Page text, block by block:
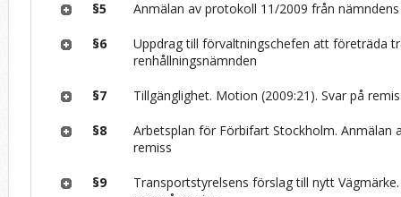
§5 Anmälan av protokoll 11/2009 från
§6
Uppdrag till förvaltningschefen att företräda
renhållningsnämnden
§7 Tillgänglighet. Motion (2009:21). Svar på
§8
Arbetsplan för Förbifart Stockholm. Anmälan
remiss
§9
Transportstyrelsens förslag till nytt